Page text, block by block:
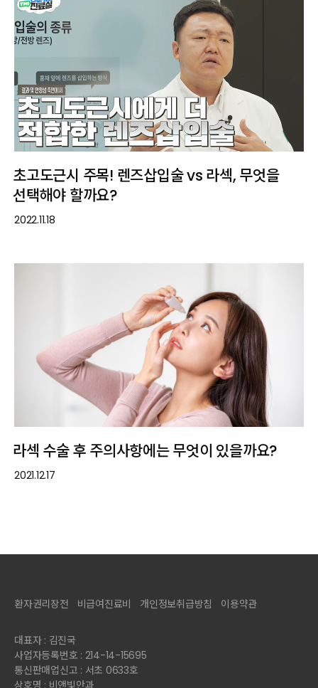
초고도근시 주목! 렌즈삽입술 vs 라섹, 무엇을
선택해야 할까요?
2022.11.18
라섹 수술 후 주의사항에는 무엇이 있을까요?
2021.12.17
환자권리장전 비급여진료비 개인정보취급방침 이용약관
대표자 : 김진국
사업자등록번호 : 214-14-15695
통신판매업신고 : 서초 0633호
상호명 : 비앤빛안과